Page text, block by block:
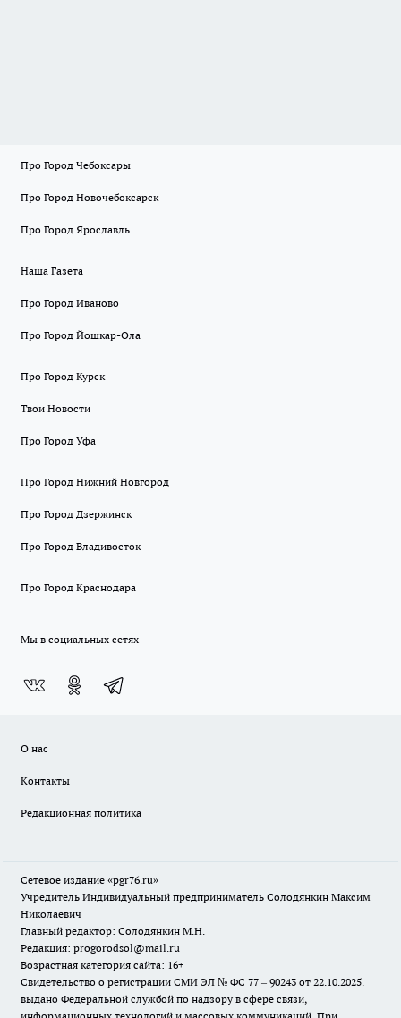
Про Город Чебоксары
Про Город Новочебоксарск
Про Город Ярославль
Наша Газета
Про Город Иваново
Про Город Йошкар-Ола
Про Город Курск
Твои Новости
Про Город Уфа
Про Город Нижний Новгород
Про Город Дзержинск
Про Город Владивосток
Про Город Краснодара
Мы в социальных сетях
О нас
Контакты
Редакционная политика
Сетевое издание «pgr76.ru»
Учредитель Индивидуальный предприниматель Солодянкин Максим
Николаевич
Главный редактор: Солодянкин М.Н.
Редакция: progorodsol@mail.ru
Возрастная категория сайта: 16+
Свидетельство о регистрации СМИ ЭЛ № ФС 77 – 90243 от 22.10.2025.
выдано Федеральной службой по надзору в сфере связи,